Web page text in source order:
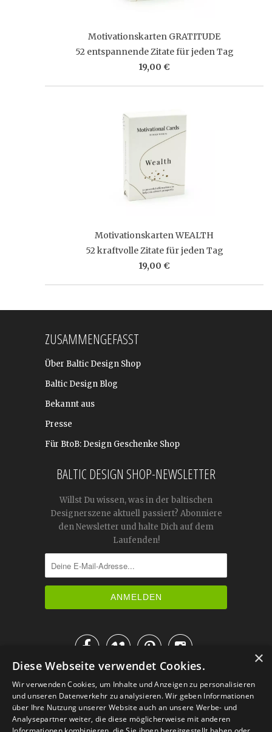
Motivationskarten GRATITUDE
52 entspannende Zitate für jeden Tag
19,00 €
Motivationskarten WEALTH
52 kraftvolle Zitate für jeden Tag
19,00 €
ZUSAMMENGEFASST
Über Baltic Design Shop
Baltic Design Blog
Bekannt aus
Presse
Für BtoB: Design Geschenke Shop
BALTIC DESIGN SHOP-NEWSLETTER
Willst Du wissen, was in der baltischen
Designerszene aktuell passiert? Abonniere
den Newsletter und halte Dich auf dem
Laufenden!

IM KATALOG BLÄTTERN
×
Diese Webseite verwendet Cookies.
Wir verwenden Cookies, um Inhalte und Anzeigen zu personalisieren
und unseren Datenverkehr zu analysieren. Wir geben Informationen
über Ihre Nutzung unserer Website auch an unsere Werbe- und
Analysepartner weiter, die diese möglicherweise mit anderen